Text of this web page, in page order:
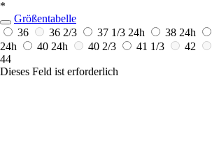
*
Größentabelle
36
36 2/3 37 1/3 24h 38 24h
24h
40 24h 40 2/3 41 1/3 42
44
Dieses Feld ist erforderlich